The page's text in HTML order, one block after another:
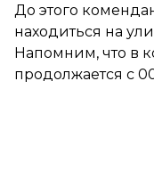
До этого
находиться на
Напомним, что в
продолжается с